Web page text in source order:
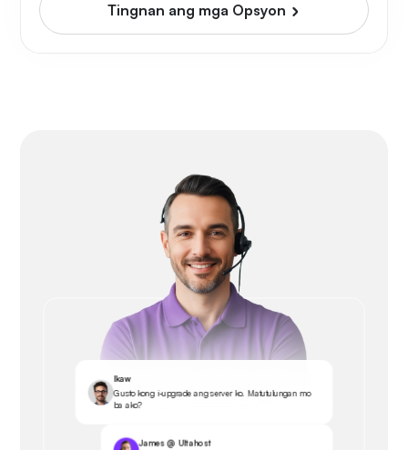
Tingnan ang mga Opsyon
Ikaw
Gusto kong i-upgrade ang server ko. Matutulungan mo
ba ako?
James @ Ultahost